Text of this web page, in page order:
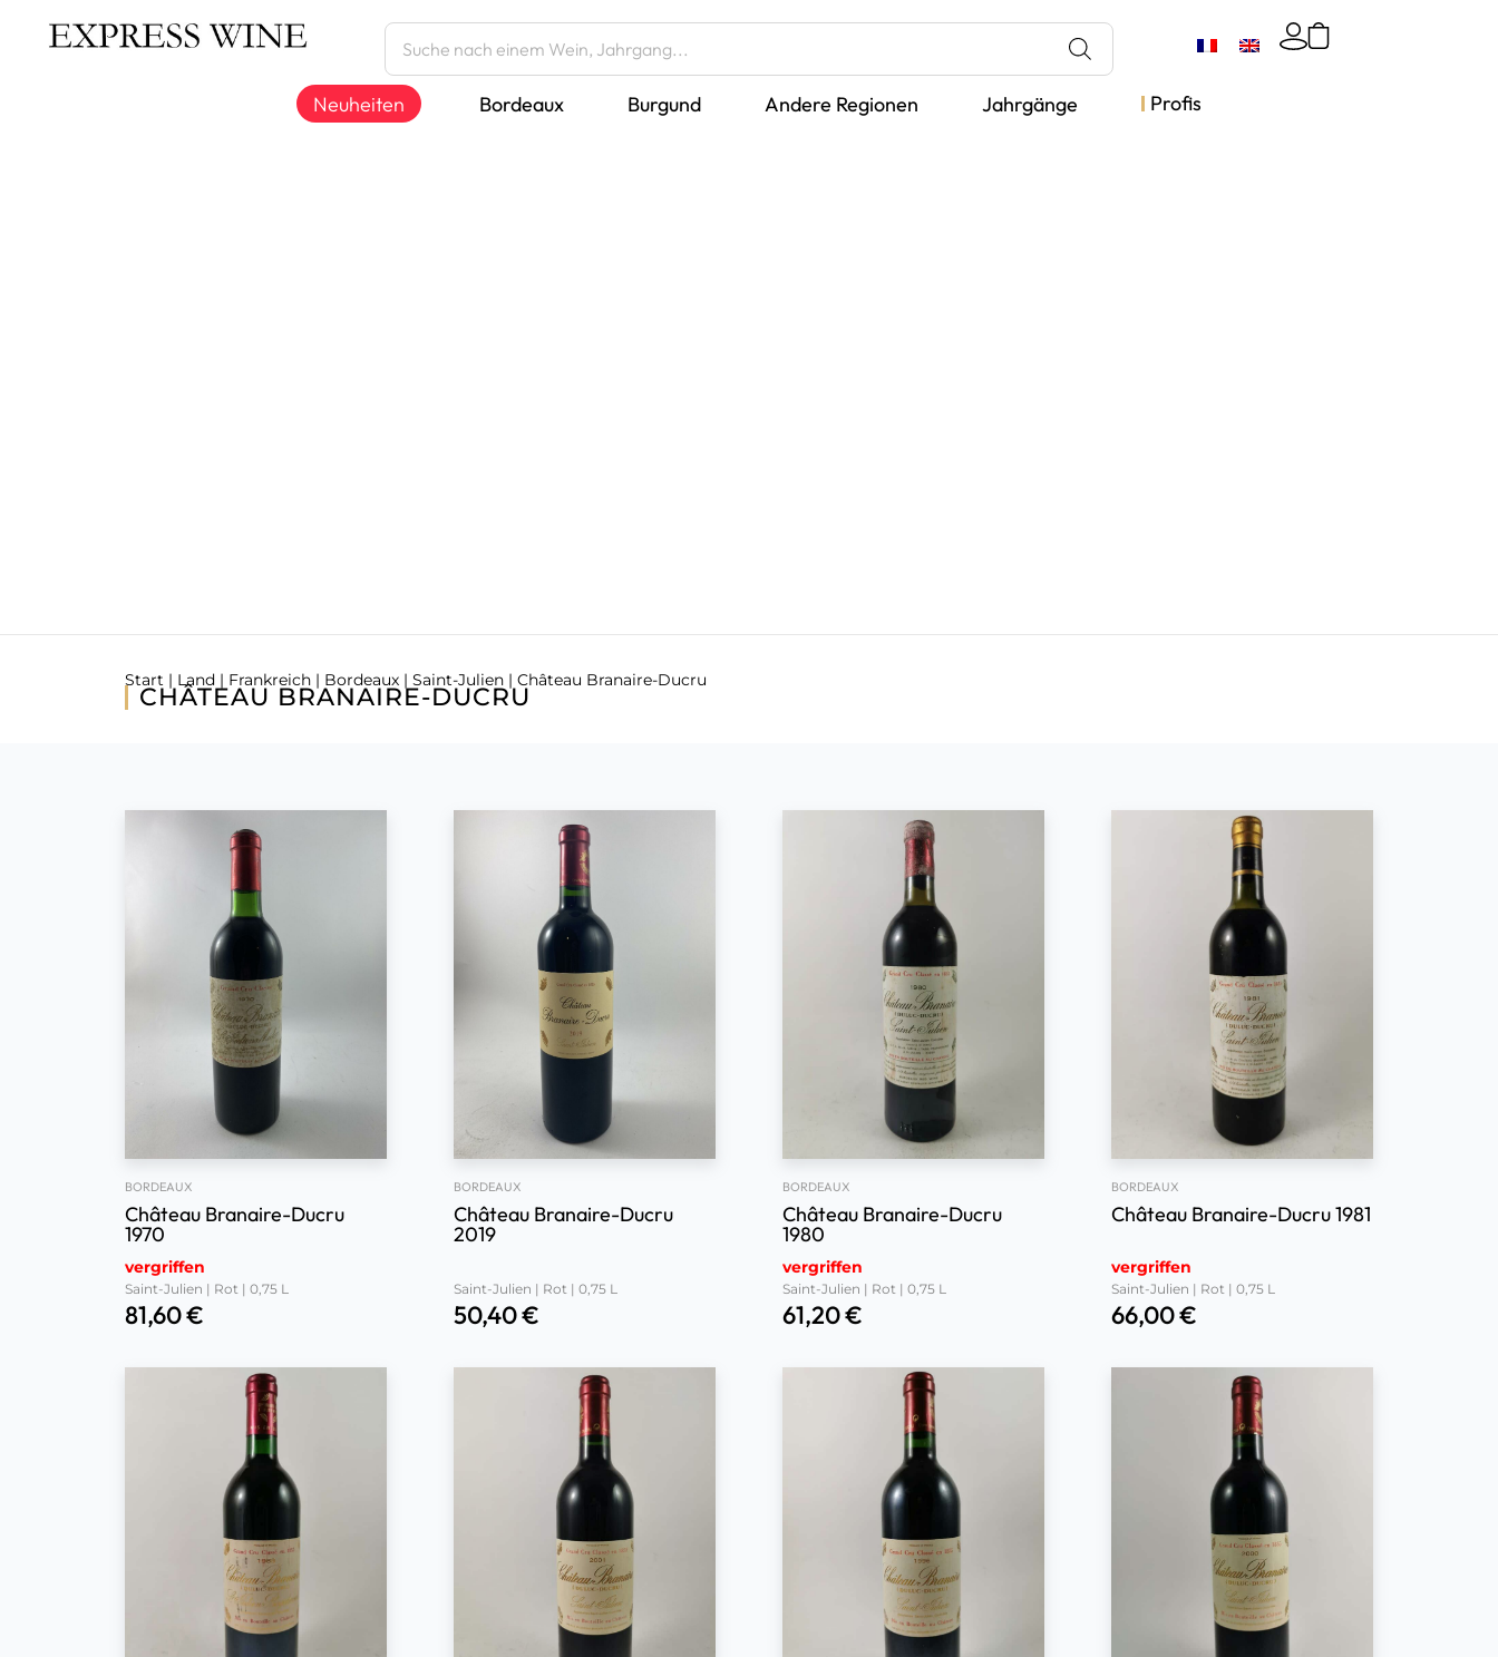
Neuheiten Bordeaux Burgund Andere Regionen Jahrgänge Profis
Start | Land | Frankreich | Bordeaux | Saint-Julien | Château Branaire-Ducru
CHÂTEAU BRANAIRE-DUCRU
BORDEAUX
Château Branaire-Ducru
1970
vergriffen
Saint-Julien | Rot | 0,75 L
81,60€
BORDEAUX
Château Branaire-Ducru
2019
Saint-Julien | Rot | 0,75 L
50,40€
BORDEAUX
Château Branaire-Ducru
1980
vergriffen
Saint-Julien | Rot | 0,75 L
61,20€
BORDEAUX
Château Branaire-Ducru 1981
vergriffen
Saint-Julien | Rot | 0,75 L
66,00€